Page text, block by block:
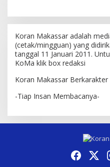
Koran Makassar adalah
(cetak/mingguan) yang
tanggal 11 Januari 2011.
KoMa klik box redaksi
Koran Makassar
-Tiap Insan Membacanya-